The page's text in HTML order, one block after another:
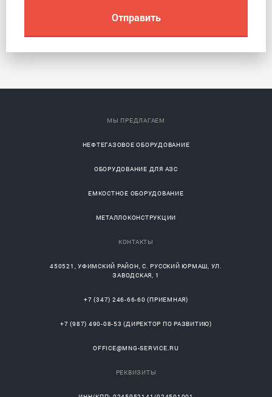
МЫ ПРЕДЛАГАЕМ
НЕФТЕГАЗОВОЕ ОБОРУДОВАНИЕ
ОБОРУДОВАНИЕ ДЛЯ АЗС
ЕМКОСТНОЕ ОБОРУДОВАНИЕ
МЕТАЛЛОКОНСТРУКЦИИ
КОНТАКТЫ
450521 ,УФИМСКИЙ РАЙОН, С.РУССКИЙ ЮРМАШ, УЛ.
ЗАВОДСКАЯ, 1
+7 (347) 246-66-60 (ПРИЕМНАЯ)
+7 (987) 490-08-53 (ДИРЕКТОР ПО РАЗВИТИЮ)
OFFICE@MNG-SERVICE.RU
РЕКВИЗИТЫ